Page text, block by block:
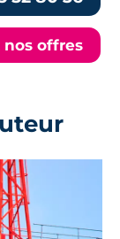
nos offres